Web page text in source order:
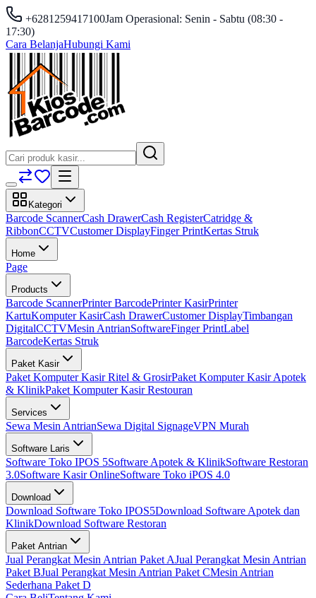
+6281259417100Jam Operasional: Senin - Sabtu (08:30 -
17:30)
Cara BelanjaHubungi Kami
Kategori
Barcode ScannerCash DrawerCash RegisterCatridge &
RibbonCCTVCustomer DisplayFinger PrintKertas Struk
Home
Page
Products
Barcode ScannerPrinter BarcodePrinter KasirPrinter
KartuKomputer KasirCash DrawerCustomer DisplayTimbangan
DigitalCCTVMesin AntrianSoftwareFinger PrintLabel
BarcodeKertas Struk
Paket Kasir
Paket Komputer Kasir Ritel & GrosirPaket Komputer Kasir Apotek
& KlinikPaket Komputer Kasir Restouran
Services
Sewa Mesin AntrianSewa Digital SignageVPN Murah
Software Laris
Software Toko IPOS 5Software Apotek & KlinikSoftware Restoran
3.0Software Kasir OnlineSoftware Toko iPOS 4.0
Download
Download Software Toko IPOS5Download Software Apotek dan
KlinikDownload Software Restoran
Paket Antrian
Jual Perangkat Mesin Antrian Paket AJual Perangkat Mesin Antrian
Paket BJual Perangkat Mesin Antrian Paket CMesin Antrian
Sederhana Paket D